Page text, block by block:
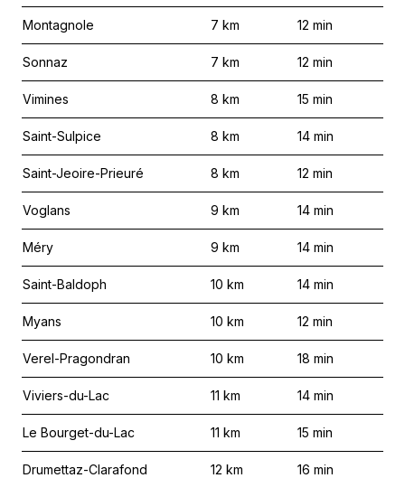
Montagnole 7 km 12 min
Sonnaz 7 km 12 min
Vimines 8 km 15 min
Saint-Sulpice 8 km 14 min
Saint-Jeoire-Prieuré 8 km 12 min
Voglans 9 km 14 min
Méry 9 km 14 min
Saint-Baldoph 10 km 14 min
Myans 10 km 12 min
Verel-Pragondran 10 km 18 min
Viviers-du-Lac 11 km 14 min
Le Bourget-du-Lac 11 km 15 min
Drumettaz-Clarafond 12 km 16 min